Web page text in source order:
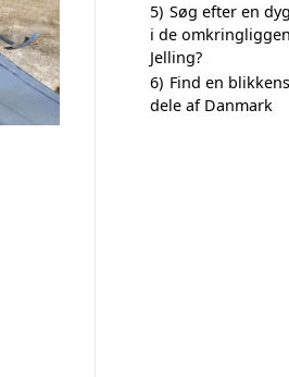
5) Søg efter en
i de
Jelling?
6) Find en
dele af Danmark